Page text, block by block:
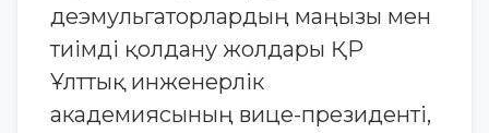
деэмульгаторлардың маңызы мен
тиімді қолдану жолдары ҚР
Ұлттық инженерлік
академиясының вице-президенті,